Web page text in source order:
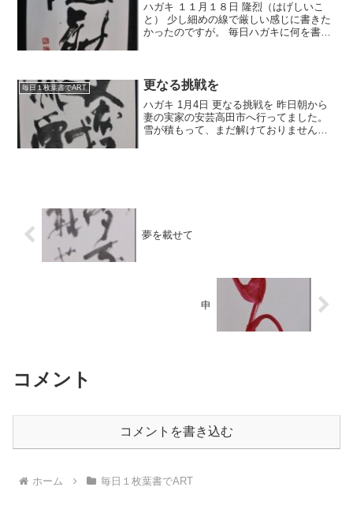
ハガキ １１月１８日 隆烈（はげしいこ
と） 少し細めの線で厳しい感じに書きた
かったのですが。 毎日ハガキに何を書こ
もあります。 ...
毎日１枚葉書でART 更なる挑戦を
ハガキ 1月4日 更なる挑戦を 昨日朝から
妻の実家の安芸高田市へ行ってました。
雪が積もって、まだ解けておりません。
夢を載せて
申
コメント
コメントを書き込む
ホーム 毎日１枚葉書でART